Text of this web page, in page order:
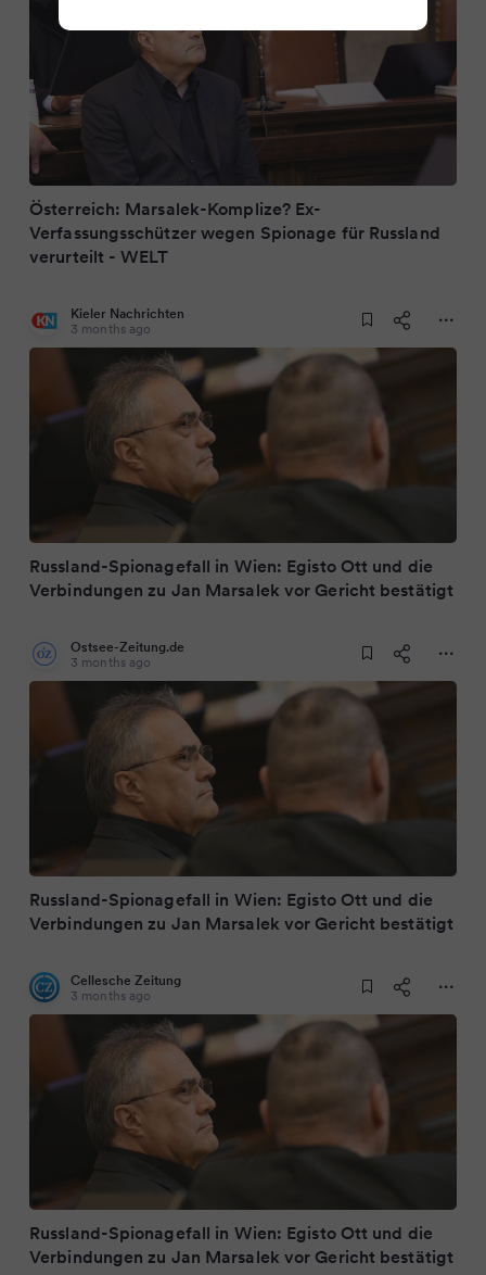
Österreich: Marsalek-Komplize? Ex-
Verfassungsschützer wegen Spionage für Russland
verurteilt - WELT
Kieler Nachrichten
3 months ago
Russland-Spionagefall in Wien: Egisto Ott und die
Verbindungen zu Jan Marsalek vor Gericht bestätigt
Ostsee-Zeitung.de
3 months ago
Russland-Spionagefall in Wien: Egisto Ott und die
Verbindungen zu Jan Marsalek vor Gericht bestätigt
Cellesche Zeitung
3 months ago
Russland-Spionagefall in Wien: Egisto Ott und die
Verbindungen zu Jan Marsalek vor Gericht bestätigt